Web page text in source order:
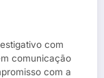
com
comunicação
com a